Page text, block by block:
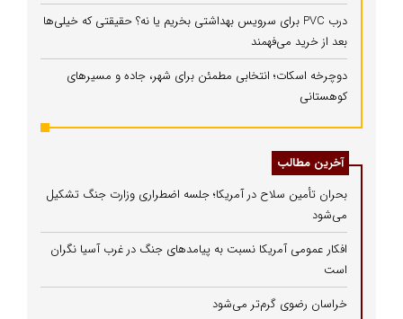
درب PVC برای سرویس بهداشتی بخریم یا نه؟ حقیقتی که خیلی‌ها
بعد از خرید می‌فهمند
دوچرخه اسکات؛ انتخابی مطمئن برای شهر، جاده و مسیرهای
کوهستانی
آخرین مطالب
بحران تأمین سلاح در آمریکا؛ جلسه اضطراری وزارت جنگ تشکیل
می‌شود
افکار عمومی آمریکا نسبت به پیامدهای جنگ در غرب آسیا نگران
است
خراسان رضوی گرم‌تر می‌شود